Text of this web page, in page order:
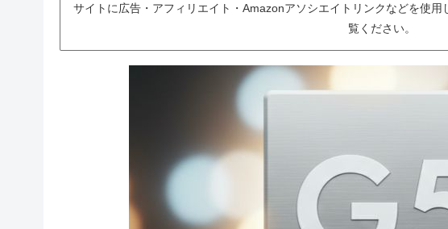
サイトに広告・アフィリエイト・Amazonアソシエイトリンクなどを使
覧ください。